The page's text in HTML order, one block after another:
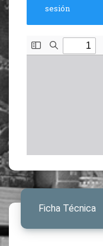
sesión
Ficha Técnica